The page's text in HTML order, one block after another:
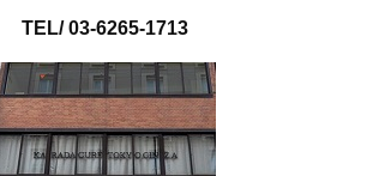
TEL/ 03-6265-1713